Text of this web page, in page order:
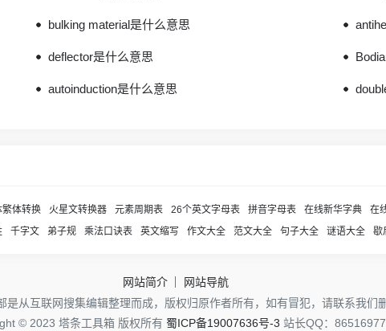
bulking material是什么意思
deflector是什么意思
autoinduction是什么意思
繁体转换 火星文转换器 元素周期表 26个英文字母表 拼音字母表 在线新华字典 在
千字文 弟子规 乘法口诀表 英文缩写 作文大全 范文大全 句子大全 谜语大全 歇
网站简介
网站导航
是从互联网搜集编辑整理而成，版权归原作者所有，如有冒犯，请联系我们删
© 2023 塔条工具箱 版权所有 蜀ICP备19007636号-3 站长QQ：86516977